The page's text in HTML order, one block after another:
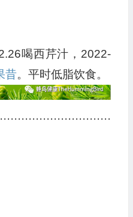
喝西芹汁，2022-
昔。平时低脂饮食。